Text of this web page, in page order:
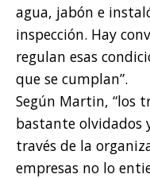
agua, jabón e
inspección. Hay
regulan esas
que se cumplan”.
Según Martin, “los
bastante olvidados
través de la
empresas no lo